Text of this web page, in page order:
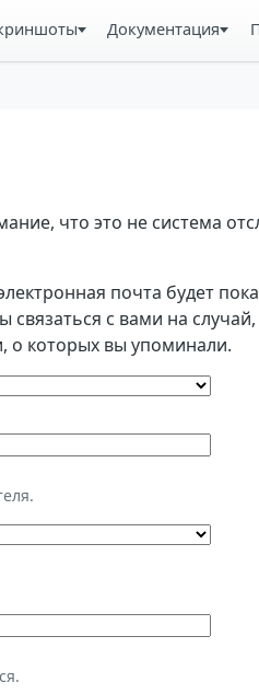
Документация
что это не система
почта будет
с вами на случай,
о которых вы упоминали.